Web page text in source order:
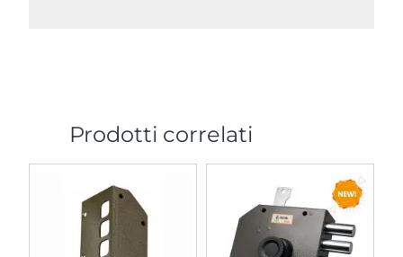
Prodotti correlati